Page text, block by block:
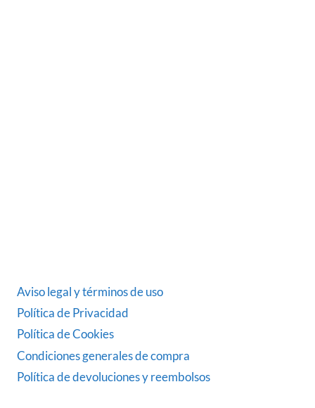
Aviso legal y términos de uso
Política de Privacidad
Política de Cookies
Condiciones generales de compra
Política de devoluciones y reembolsos